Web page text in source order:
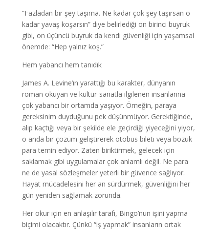
“Fazladan bir şey taşıma. Ne kadar çok şey taşırsan o
kadar yavaş koşarsın” diye belirlediği on birinci buyruk
gibi, on üçüncü buyruk da kendi güvenliği için yaşamsal
önemde: “Hep yalnız koş.”
Hem yabancı hem tanıdık
James A. Levine’ın yarattığı bu karakter, dünyanın
roman okuyan ve kültür-sanatla ilgilenen insanlarına
çok yabancı bir ortamda yaşıyor. Örneğin, paraya
gereksinim duyduğunu pek düşünmüyor. Gerektiğinde,
alıp kaçtığı veya bir şekilde ele geçirdiği yiyeceğini yiyor,
o anda bir çözüm geliştirerek otobüs bileti veya bozuk
para temin ediyor. Zaten biriktirmek, gelecek için
saklamak gibi uygulamalar çok anlamlı değil. Ne para
ne de yasal sözleşmeler yeterli bir güvence sağlıyor.
Hayat mücadelesini her an sürdürmek, güvenliğini her
gün yeniden sağlamak zorunda.
Her okur için en anlaşılır tarafı, Bingo’nun işini yapma
biçimi olacaktır. Çünkü “iş yapmak” insanların ortak